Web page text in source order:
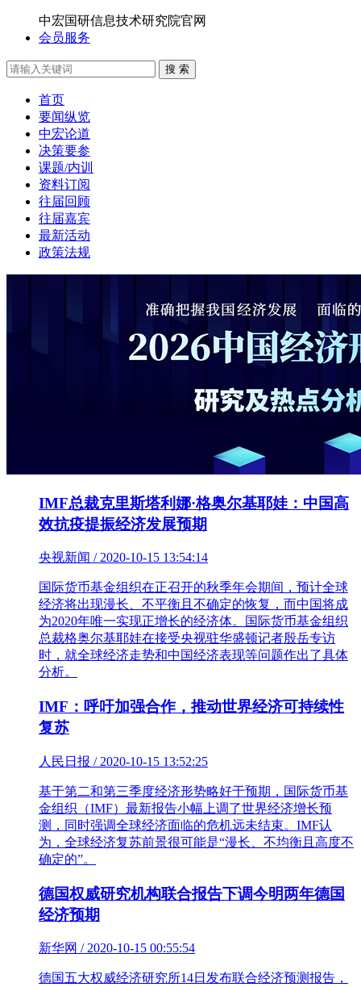
中宏国研信息技术研究院官网
会员服务
搜 索
首页
要闻纵览
中宏论道
决策要参
课题/内训
资料订阅
往届回顾
往届嘉宾
最新活动
政策法规
IMF总裁克里斯塔利娜·格奥尔基耶娃：中国高
效抗疫提振经济发展预期
央视新闻 / 2020-10-15 13:54:14
国际货币基金组织在正召开的秋季年会期间，预计全球
经济将出现漫长、不平衡且不确定的恢复，而中国将成
为2020年唯一实现正增长的经济体。国际货币基金组织
总裁格奥尔基耶娃在接受央视驻华盛顿记者殷岳专访
时，就全球经济走势和中国经济表现等问题作出了具体
分析。
IMF：呼吁加强合作，推动世界经济可持续性
复苏
人民日报 / 2020-10-15 13:52:25
基于第二和第三季度经济形势略好于预期，国际货币基
金组织（IMF）最新报告小幅上调了世界经济增长预
测，同时强调全球经济面临的危机远未结束。IMF认
为，全球经济复苏前景很可能是“漫长、不均衡且高度不
确定的”。
德国权威研究机构联合报告下调今明两年德国
经济预期
新华网 / 2020-10-15 00:55:54
德国五大权威经济研究所14日发布联合经济预测报告，